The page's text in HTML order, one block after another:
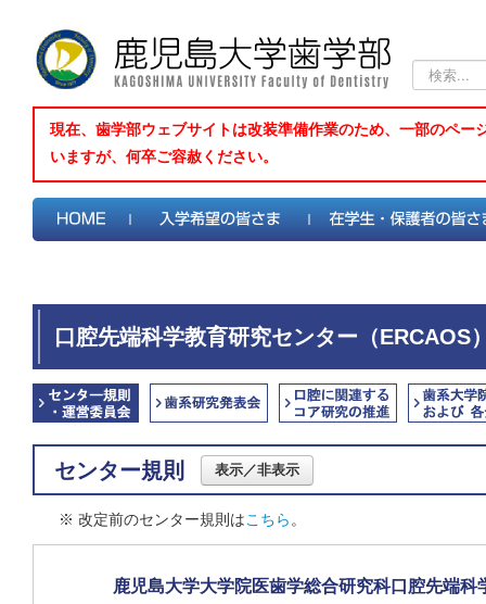
索...
現在、歯学部ウェブサイトは改装準備作業のため、一部のペ
いますが、何卒ご容赦ください。
口腔先端科学教育研究センター（ERCAOS
センター規則 表示／非表示
※ 改定前のセンター規則はこちら 。
鹿児島大学大学院医歯学総合研究科口腔先端科